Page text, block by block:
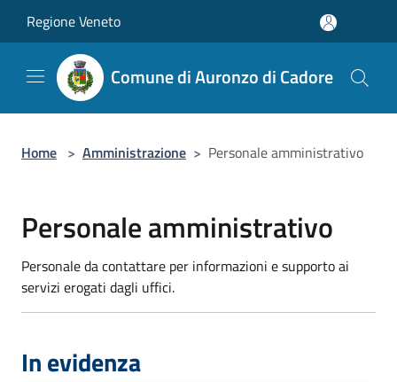
Regione Veneto
Comune di Auronzo di Cadore
Home > Amministrazione > Personale amministrativo
Personale amministrativo
Personale da contattare per informazioni e supporto ai
servizi erogati dagli uffici.
In evidenza